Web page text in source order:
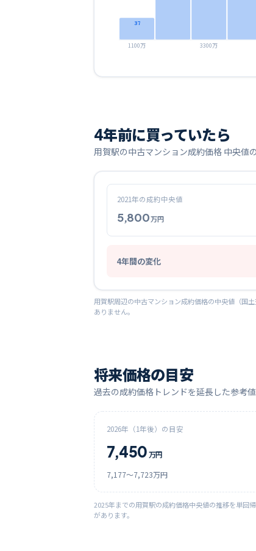
37
1100万 3300万
4年前に買っていたら
用賀駅の中古マンション成約価格 中央値
2021年の成約中央値
5,800万円
4年間の変化
用賀駅周辺の中古マンション成約価格の中央値（国
ありません。
将来価格の目安
過去の成約価格トレンドを延長した参考
2026年（1年後）の目安
7,450 万円
7,177〜7,723万円
2025年までの用賀駅の成約価格中央値の推移を単回
があります。